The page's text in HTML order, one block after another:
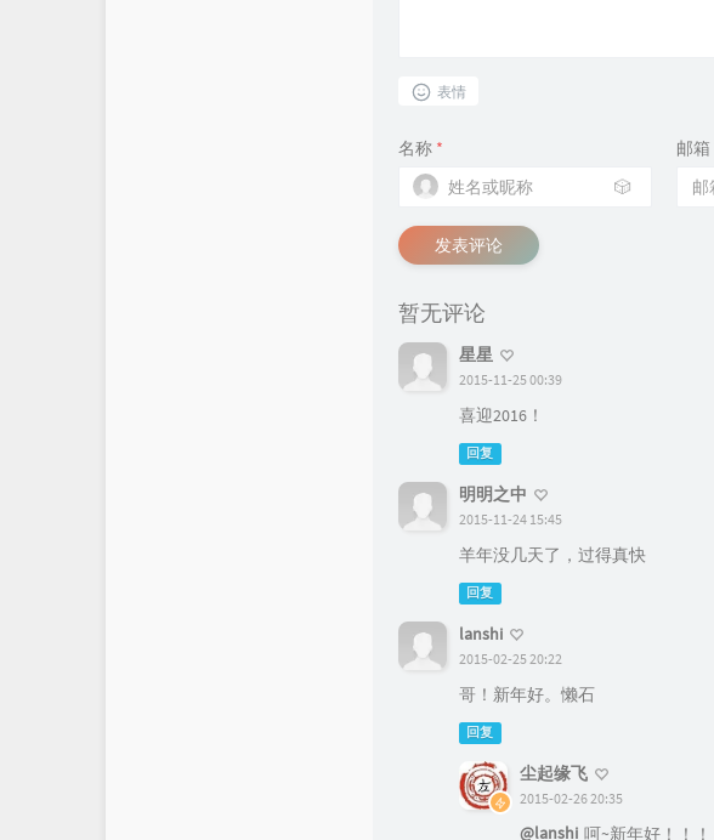
表情
名称 *
🎲
邮箱
发表评论
暂无评论
星星
2015-11-25 00:39
喜迎2016！
回复
明明之中
2015-11-24 15:45
羊年没几天了，过得真快
回复
lanshi
2015-02-25 20:22
哥！新年好。懒石
回复
尘起缘飞
2015-02-26 20:35
@lanshi 呵~新年好！！！